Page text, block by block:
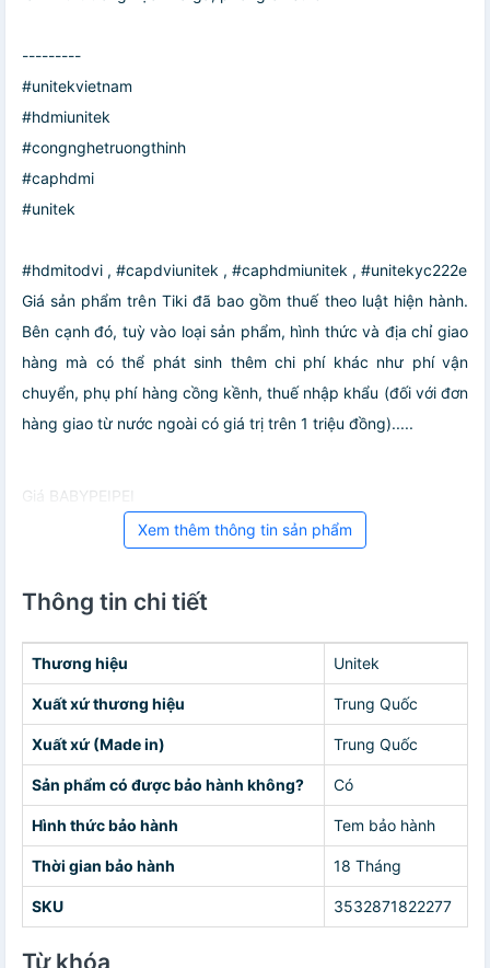
---------
#unitekvietnam
#hdmiunitek
#congnghetruongthinh
#caphdmi
#unitek
#hdmitodvi , #capdviunitek , #caphdmiunitek , #unitekyc222e
Giá sản phẩm trên Tiki đã bao gồm thuế theo luật hiện hành.
Bên cạnh đó, tuỳ vào loại sản phẩm, hình thức và địa chỉ giao
hàng mà có thể phát sinh thêm chi phí khác như phí vận
chuyển, phụ phí hàng cồng kềnh, thuế nhập khẩu (đối với đơn
hàng giao từ nước ngoài có giá trị trên 1 triệu đồng).....
Giá BABYPEIPEI
Xem thêm thông tin sản phẩm
Thông tin chi tiết
Thương hiệu Unitek
Xuất xứ thương hiệu Trung Quốc
Xuất xứ (Made in) Trung Quốc
Sản phẩm có được bảo hành không? Có
Hình thức bảo hành Tem bảo hành
Thời gian bảo hành 18 Tháng
SKU 3532871822277
Từ khóa